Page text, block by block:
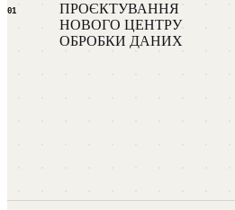
01
ПРОЄКТУВАННЯ
НОВОГО ЦЕНТРУ
ОБРОБКИ ДАНИХ